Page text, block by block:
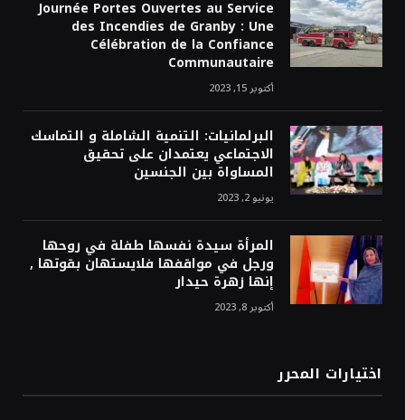
Journée Portes Ouvertes au Service
des Incendies de Granby : Une
Célébration de la Confiance
Communautaire
أكتوبر 15, 2023
البرلمانيات: التنمية الشاملة و التماسك
الاجتماعي يعتمدان على تحقيق
المساواة بين الجنسين
يونيو 2, 2023
المرأة سيدة نفسها طفلة في روحها
ورجل في مواقفها فلايستهان بقوتها ,
إنها زهرة حيدار
أكتوبر 8, 2023
اختيارات المحرر